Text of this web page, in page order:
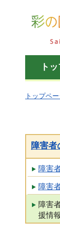
彩の国
ト
トップペ
障害者
障害
障害
障害
援情報